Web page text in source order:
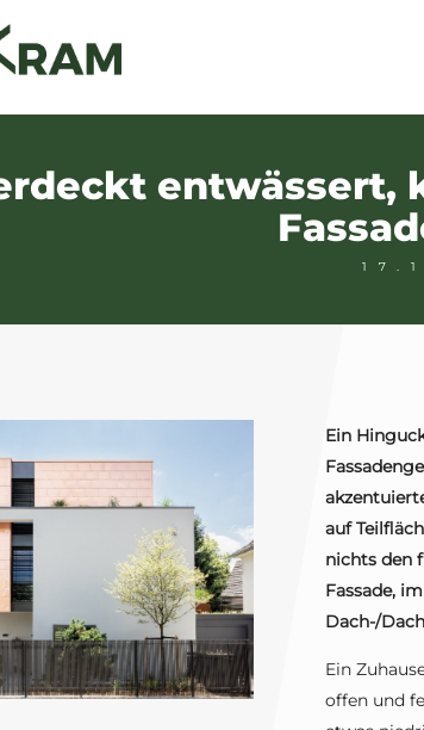
entwässert,
Ein
auf
nichts den
Fassade,
Dach-/
Ein
offen und